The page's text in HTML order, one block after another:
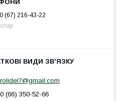
(67) 216-43-22
(66) 350-52-66